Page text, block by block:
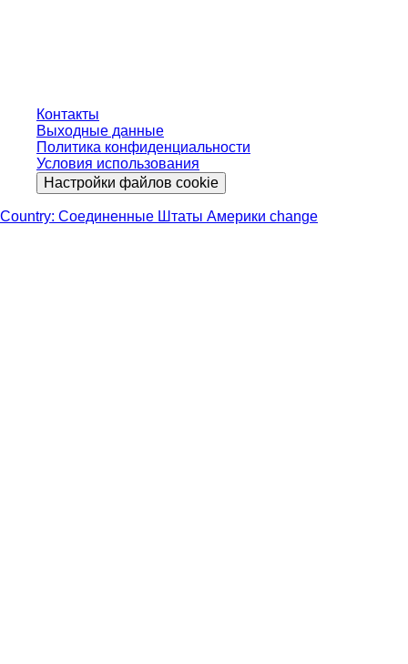
Контакты
Выходные данные
Политика конфиденциальности
Условия использования
Настройки файлов cookie
Country: Соединенные Штаты Америки change